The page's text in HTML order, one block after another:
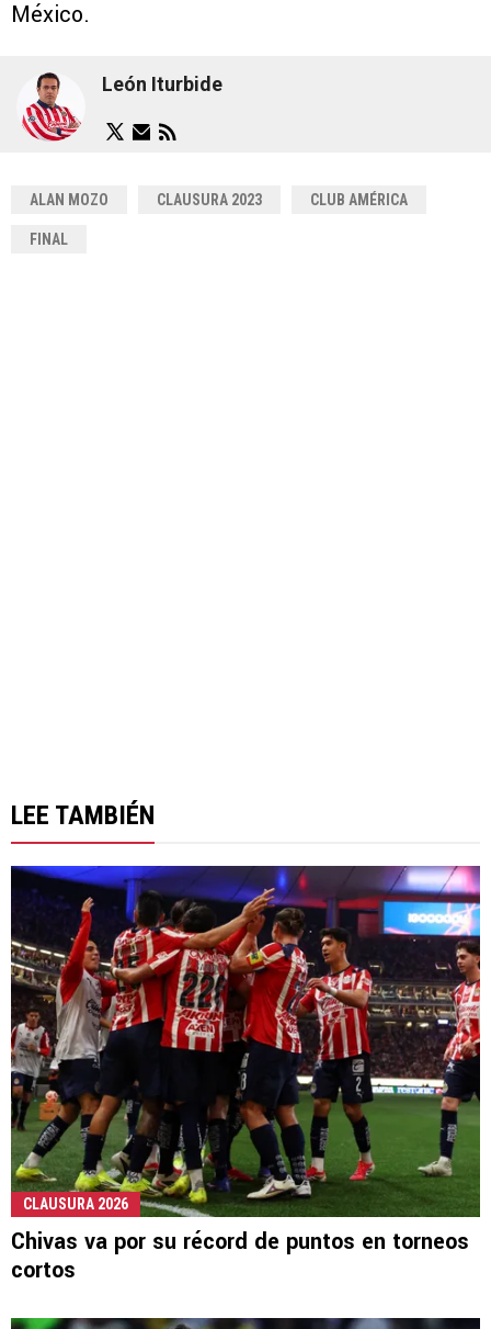
México.
León Iturbide
ALAN MOZO CLAUSURA 2023 CLUB AMÉRICA
FINAL
LEE TAMBIÉN
CLAUSURA 2026
Chivas va por su récord de puntos en torneos
cortos